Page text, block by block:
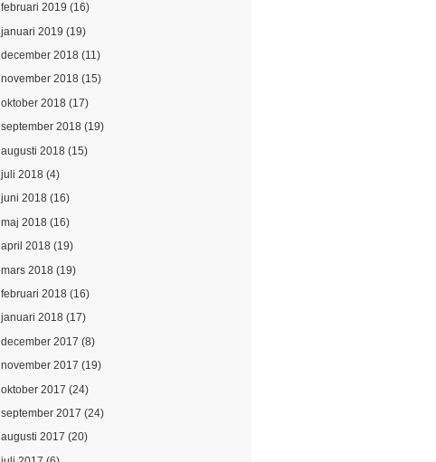
februari 2019 (16)
januari 2019 (19)
december 2018(11)
november 2018(15)
oktober 2018(17)
september 2018(19)
augusti 2018(15)
juli 2018(4)
juni 2018(16)
maj 2018(16)
april 2018(19)
mars 2018(19)
februari 2018(16)
januari 2018(17)
december 2017 (8)
november 2017 (19)
oktober 2017 (24)
september 2017 (24)
augusti 2017 (20)